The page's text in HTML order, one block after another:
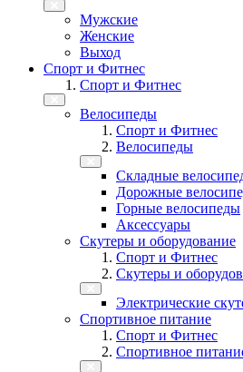
Мужские
Женские
Выход
Спорт и Фитнес
Спорт и Фитнес
Велосипеды
Спорт и Фитнес
Велосипеды
Складные
Дорожные
Горные велосипеды
Аксессуары
Скутеры и оборудование
Спорт и Фитнес
Скутеры и
Электрические
Спортивное питание
Спорт и Фитнес
Спортивное